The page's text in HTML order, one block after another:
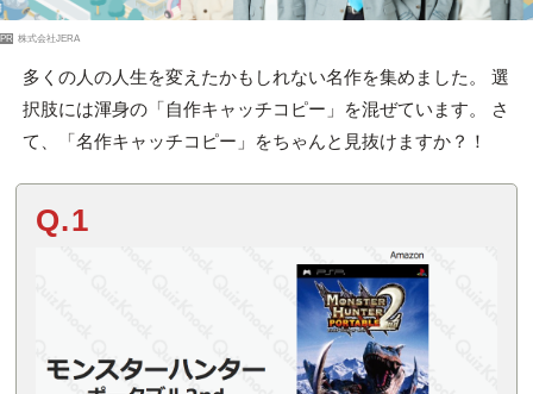
PR 株式会社JERA
多くの人の人生を変えたかもしれない名作を集めました。 選
択肢には渾身の「自作キャッチコピー」を混ぜています。 さ
て、「名作キャッチコピー」をちゃんと見抜けますか？！
Q.1